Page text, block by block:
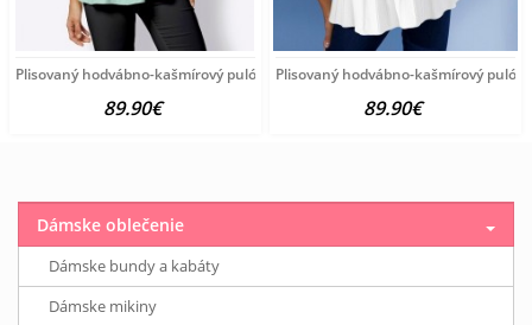
Plisovaný hodvábno-kašmírový pulóver vzhľadom Création
89.90€
Plisovaný hodvábno-kašmírový
89.90€
Dámske oblečenie
Dámske bundy a kabáty
Dámske mikiny